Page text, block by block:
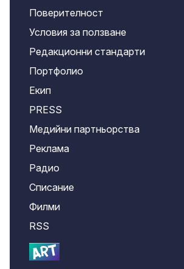
Поверителност
Условия за ползване
Редакционни стандарти
Портфолио
Екип
PRESS
Медийни партньорства
Реклама
Радио
Списание
Филми
RSS